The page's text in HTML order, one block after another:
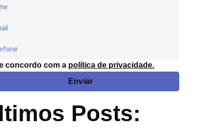
concordo com a política de privacidade.
Enviar
Posts: